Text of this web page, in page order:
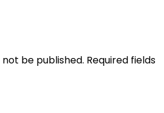
be published. Required fields